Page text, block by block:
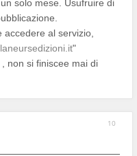
solo mese. Usufruire di
accedere al servizio,
"
, non si finiscee mai di
10